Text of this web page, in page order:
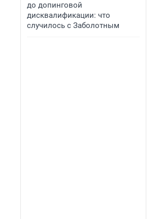
до допинговой
дисквалификации: что
случилось с Заболотным